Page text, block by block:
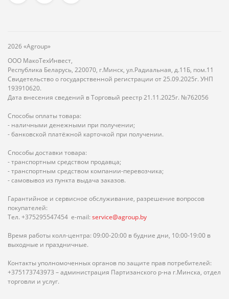
2026 «Agroup»
ООО МакоТехИнвест,
Республика Беларусь, 220070, г.Минск, ул.Радиальная, д.11Б, пом.11
Свидетельство о государственной регистрации от 25.09.2025г. УНП
193910620.
Дата внесения сведений в Торговый реестр 21.11.2025г. №762056
Способы оплаты товара:
- наличными денежными при получении;
- банковской платёжной карточкой при получении.
Способы доставки товара:
- транспортным средством продавца;
- транспортным средством компании-перевозчика;
- самовывоз из пункта выдача заказов.
Гарантийное и сервисное обслуживание, разрешение вопросов
покупателей:
Тел. +375295547454 e-mail: service@agroup.by
Время работы колл-центра: 09:00-20:00 в будние дни, 10:00-19:00 в
выходные и праздничные.
Контакты уполномоченных органов по защите прав потребителей:
+375173743973 – администрация Партизанского р-на г.Минска, отдел
торговли и услуг.